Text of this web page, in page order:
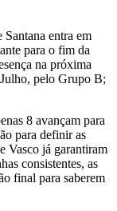
entra em
para o fim da
na próxima
pelo Grupo B;
8 avançam para
para definir as
Vasco já garantiram
consistentes, as
final para saberem